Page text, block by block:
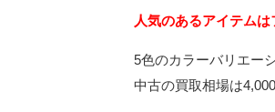
人気のあるアイテムは
5色のカラーバリエー
中古の買取相場は